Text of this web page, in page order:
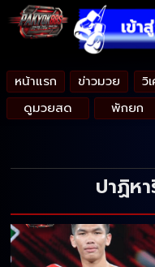
หน้าแรก ข่าวมวย วิ
ดูมวยสด
พักยก
ปาฏิห